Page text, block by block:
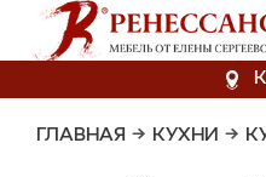
ГЛАВНАЯ → КУХНИ →